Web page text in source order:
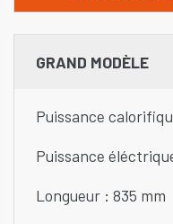
GRAND MODÈLE
Puissance
Puissance
Longueur : 835 mm